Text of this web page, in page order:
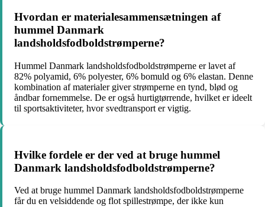
Hvordan er materialesammensætningen af
hummel Danmark
landsholdsfodboldstrømperne?
Hummel Danmark landsholdsfodboldstrømperne er lavet af
82% polyamid, 6% polyester, 6% bomuld og 6% elastan. Denne
kombination af materialer giver strømperne en tynd, blød og
åndbar fornemmelse. De er også hurtigtørrende, hvilket er ideelt
til sportsaktiviteter, hvor svedtransport er vigtig.
Hvilke fordele er der ved at bruge hummel
Danmark landsholdsfodboldstrømperne?
Ved at bruge hummel Danmark landsholdsfodboldstrømperne
får du en velsiddende og flot spillestrømpe, der ikke kun